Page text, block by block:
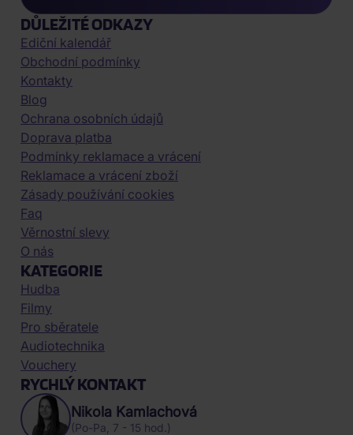
DŮLEŽITÉ ODKAZY
Ediční kalendář
Obchodní podmínky
Kontakty
Blog
Ochrana osobních údajů
Doprava platba
Podmínky reklamace a vrácení
Reklamace a vrácení zboží
Zásady používání cookies
Faq
Věrnostní slevy
O nás
KATEGORIE
Hudba
Filmy
Pro sběratele
Audiotechnika
Vouchery
RYCHLÝ KONTAKT
Nikola Kamlachová
(Po-Pa, 7 - 15 hod.)